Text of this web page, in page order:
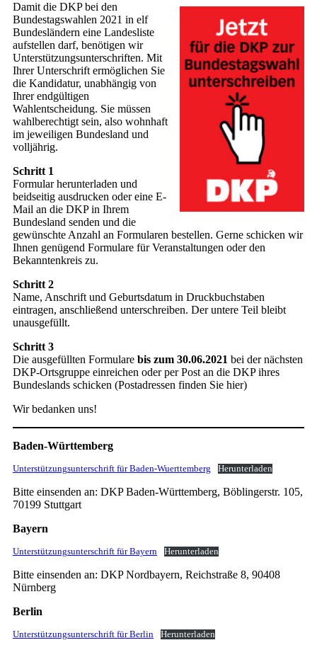
Damit die DKP bei den
Bundestagswahlen 2021 in elf
Bundesländern eine Landesliste
aufstellen darf, benötigen wir
Unterstützungsunterschriften. Mit
Ihrer Unterschrift ermöglichen Sie
die Kandidatur, unabhängig von
Ihrer endgültigen
Wahlentscheidung. Sie müssen
wahlberechtigt sein, also wohnhaft
im jeweiligen Bundesland und
volljährig.
Schritt 1
Formular herunterladen und
beidseitig ausdrucken oder eine E-
Mail an die DKP in Ihrem
Bundesland senden und die
gewünschte Anzahl an Formularen bestellen. Gerne schicken wir
Ihnen genügend Formulare für Veranstaltungen oder den
Bekanntenkreis zu.
Schritt 2
Name, Anschrift und Geburtsdatum in Druckbuchstaben
eintragen, anschließend unterschreiben. Der untere Teil bleibt
unausgefüllt.
Schritt 3
Die ausgefüllten Formulare bis zum 30.06.2021 bei der nächsten
DKP-Ortsgruppe einreichen oder per Post an die DKP ihres
Bundeslands schicken (Postadressen finden Sie hier)
Wir bedanken uns!
Baden-Württemberg
Unterstützungsunterschrift für Baden-Wuerttemberg Herunterladen
Bitte einsenden an: DKP Baden-Württemberg, Böblingerstr. 105,
70199 Stuttgart
Bayern
Unterstützungsunterschrift für Bayern Herunterladen
Bitte einsenden an: DKP Nordbayern, Reichstraße 8, 90408
Nürnberg
Berlin
Unterstützungsunterschrift für Berlin Herunterladen